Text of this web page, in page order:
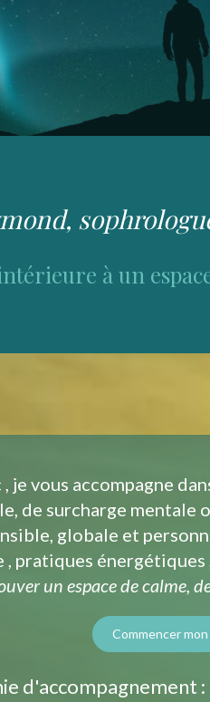
à un
je vous accompagne
de surcharge mentale
globale et
, pratiques
un espace de calme,
Commencer
d'accompagnement :